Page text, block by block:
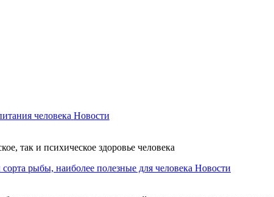
человека Новости
так и психическое здоровье человека
рыбы, наиболее полезные для человека Новости